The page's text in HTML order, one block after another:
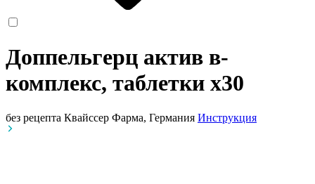
Доппельгерц актив в-
комплекс, таблетки x30
без рецепта Квайссер Фарма, Германия Инструкция